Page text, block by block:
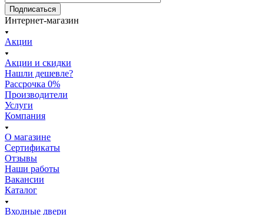
Подписаться
Интернет-магазин
Акции
Акции и скидки
Нашли дешевле?
Рассрочка 0%
Производители
Услуги
Компания
О магазине
Сертификаты
Отзывы
Наши работы
Вакансии
Каталог
Входные двери